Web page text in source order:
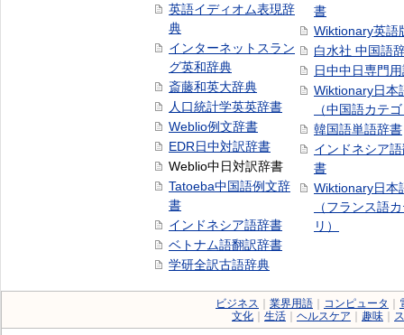
英語イディオム表現辞
典
インターネットスラン
グ英和辞典
斎藤和英大辞典
人口統計学英英辞書
Weblio例文辞書
EDR日中対訳辞書
Weblio中日対訳辞書
Tatoeba中国語例文辞
書
インドネシア語辞書
ベトナム語翻訳辞書
学研全訳古語辞典
書
Wiktionary英語
白水社 中国語
日中中日専門
Wiktionary日本
（中国語カテ
韓国語単語辞書
インドネシア
書
Wiktionary日本
（フランス語
リ）
ビジネス 業界用語 コンピュータ
文化
生活 ヘルスケア 趣味